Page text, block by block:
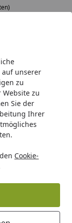
auf unserer
zu
zu
Sie der
Ihrer
Cookie-
Anbauten &
für
von 3-6